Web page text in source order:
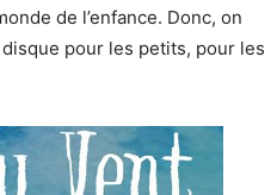
de l’enfance. Donc, on
pour les petits, pour les